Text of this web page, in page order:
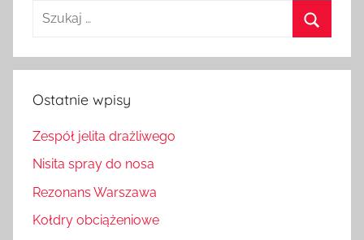
Szukaj:
Ostatnie wpisy
Zespół jelita drażliwego
Nisita spray do nosa
Rezonans Warszawa
Kołdry obciążeniowe